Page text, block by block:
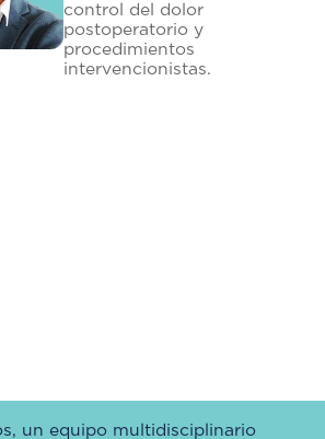
control del dolor
postoperatorio y
procedimientos
intervencionistas.
un equipo multidisciplinario